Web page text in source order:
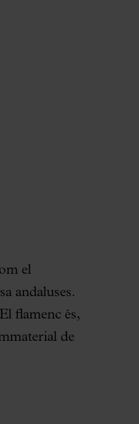
el
andaluses.
flamenc és,
de